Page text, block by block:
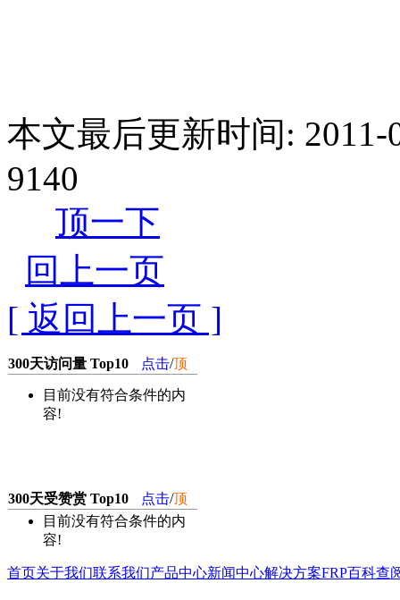
本文最后更新时间:
9140
顶一下
回上一页
[ 返回上一页 ]
300天访问量 Top10 点击/顶
目前没有符合条件的内
容!
300天受赞赏 Top10 点击/顶
目前没有符合条件的内
容!
首页关于我们联系我们产品中心新闻中心解决方案FRP百科查